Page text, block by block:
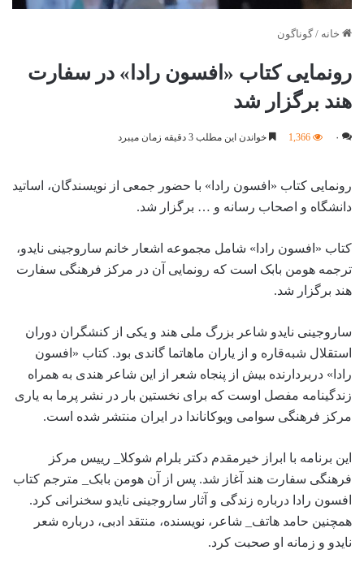
خانه / گوناگون
رونمایی کتاب «افسون رادا» در سفارت
هند برگزار شد
۰ 1,366 خواندن این مطلب 3 دقیقه زمان میبرد
رونمایی کتاب «افسون رادا» با حضور جمعی از نویسندگان، اساتید
دانشگاه و اصحاب رسانه و … برگزار شد.
کتاب «افسون رادا» شامل مجموعه اشعار خانم ساروجینی نایدو،
ترجمه هومن بابک است که رونمایی آن در مرکز فرهنگی سفارت
هند برگزار شد.
ساروجینی نایدو شاعر بزرگ ملی هند و یکی از کنشگران دوران
استقلال شبه‌قاره و از یاران ماهاتما گاندی بود. کتاب «افسون
رادا» دربردارنده بیش از پنجاه شعر از این شاعر هندی به همراه
زندگینامه مفصل اوست که برای نخستین بار در نشر پرما به یاری
مرکز فرهنگی سوامی ویوکاناندا در ایران منتشر شده است.
این برنامه با ابراز خیرمقدم دکتر بلرام شوکلا_ رییس مرکز
فرهنگی سفارت هند آغاز شد. پس از آن هومن بابک_ مترجم کتاب
افسون رادا درباره زندگی و آثار ساروجینی نایدو سخنرانی کرد.
همچنین حامد هاتف_ شاعر، نویسنده، منتقد ادبی، درباره شعر
نایدو و زمانه او صحبت کرد.